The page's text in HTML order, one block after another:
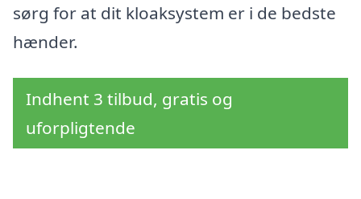
sørg for at dit kloaksystem er i de bedste
hænder.
Indhent 3 tilbud, gratis og
uforpligtende